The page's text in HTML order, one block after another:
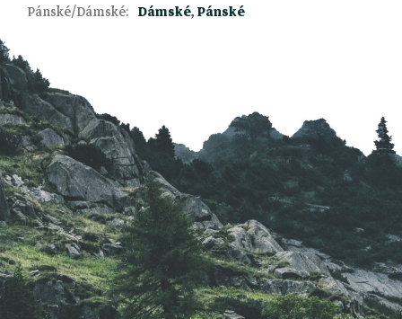
Pánské/Dámské: Dámské,Pánské
á
p
a
t
í